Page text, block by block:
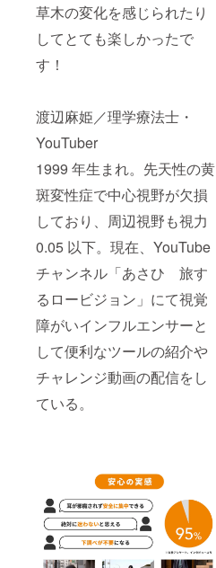
草木の変化を感じられたり
してとても楽しかったで
す！
渡辺麻姫／理学療法士・
YouTuber
1999 年生まれ。先天性の黄
斑変性症で中心視野が欠損
しており、周辺視野も視力
0.05 以下。現在、YouTube
チャンネル「あさひ 旅す
るロービジョン」にて視覚
障がいインフルエンサーと
して便利なツールの紹介や
チャレンジ動画の配信をし
ている。